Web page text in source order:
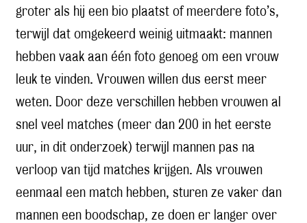
groter als hij een bio plaatst of meerdere foto’s,
terwijl dat omgekeerd weinig uitmaakt: mannen
hebben vaak aan één foto genoeg om een vrouw
leuk te vinden. Vrouwen willen dus eerst meer
weten. Door deze verschillen hebben vrouwen al
snel veel matches (meer dan 200 in het eerste
uur, in dit onderzoek) terwijl mannen pas na
verloop van tijd matches krijgen. Als vrouwen
eenmaal een match hebben, sturen ze vaker dan
mannen een boodschap, ze doen er langer over